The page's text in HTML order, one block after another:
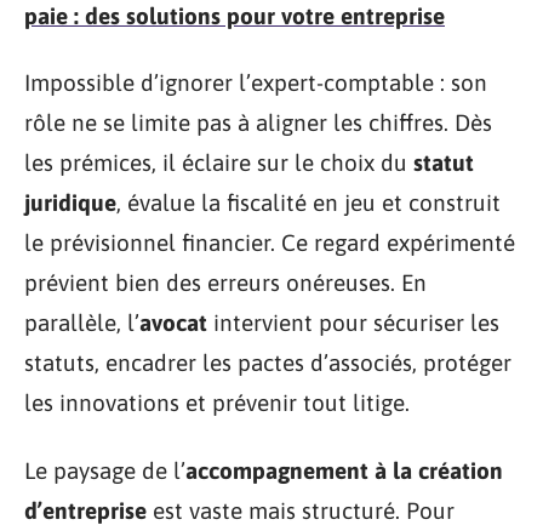
paie : des solutions pour votre entreprise
Impossible d’ignorer l’expert-comptable : son
rôle ne se limite pas à aligner les chiffres. Dès
les prémices, il éclaire sur le choix du statut
juridique, évalue la fiscalité en jeu et construit
le prévisionnel financier. Ce regard expérimenté
prévient bien des erreurs onéreuses. En
parallèle, l’avocat intervient pour sécuriser les
statuts, encadrer les pactes d’associés, protéger
les innovations et prévenir tout litige.
Le paysage de l’accompagnement à la création
d’entreprise est vaste mais structuré. Pour